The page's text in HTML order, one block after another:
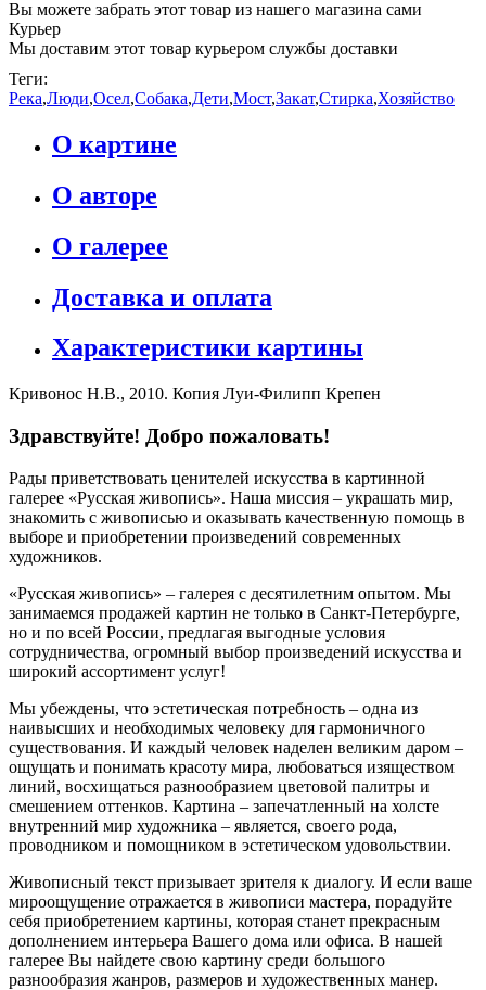
Вы можете забрать этот товар из нашего магазина сами
Курьер
Мы доставим этот товар курьером службы доставки
Теги:
Река,Люди,Осел,Собака,Дети,Мост,Закат,Стирка,Хозяйство
О картине
О авторе
О галерее
Доставка и оплата
Характеристики картины
Кривонос Н.В., 2010. Копия Луи-Филипп Крепен
Здравствуйте! Добро пожаловать!
Рады приветствовать ценителей искусства в картинной
галерее «Русская живопись». Наша миссия – украшать мир,
знакомить с живописью и оказывать качественную помощь в
выборе и приобретении произведений современных
художников.
«Русская живопись» – галерея c десятилетним опытом. Мы
занимаемся продажей картин не только в Санкт-Петербурге,
но и по всей России, предлагая выгодные условия
сотрудничества, огромный выбор произведений искусства и
широкий ассортимент услуг!
Мы убеждены, что эстетическая потребность – одна из
наивысших и необходимых человеку для гармоничного
существования. И каждый человек наделен великим даром –
ощущать и понимать красоту мира, любоваться изяществом
линий, восхищаться разнообразием цветовой палитры и
смешением оттенков. Картина – запечатленный на холсте
внутренний мир художника – является, своего рода,
проводником и помощником в эстетическом удовольствии.
Живописный текст призывает зрителя к диалогу. И если ваше
мироощущение отражается в живописи мастера, порадуйте
себя приобретением картины, которая станет прекрасным
дополнением интерьера Вашего дома или офиса. В нашей
галерее Вы найдете свою картину среди большого
разнообразия жанров, размеров и художественных манер.